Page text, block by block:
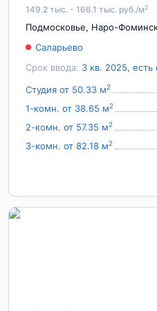
149.2 тыс. - 166.1 тыс. руб./м2
Подмосковье, Наро-
Срок ввода: 3 кв. 2025, есть
Саларьево
Студия от 50.33 м2
1-комн. от 38.65 м2
2-комн. от 57.35 м2
3-комн. от 82.18 м2